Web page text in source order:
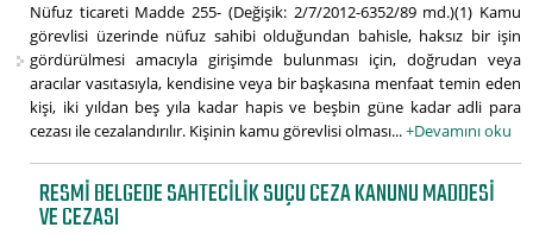
Nüfuz ticareti Madde 255- (Değişik: 2/7/2012-6352/89 md.)(1) Kamu
görevlisi üzerinde nüfuz sahibi olduğundan bahisle, haksız bir işin
gördürülmesi amacıyla girişimde bulunması için, doğrudan veya
aracılar vasıtasıyla, kendisine veya bir başkasına menfaat temin eden
kişi, iki yıldan beş yıla kadar hapis ve beşbin güne kadar adli para
cezası ile cezalandırılır. Kişinin kamu görevlisi olması...+Devamını oku
RESMI BELGEDE SAHTECILIK SUÇU CEZA KANUNU MADDESI
VE CEZASI